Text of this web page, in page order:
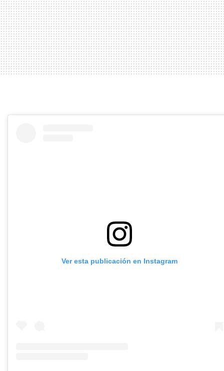
Ver esta publicación en Instagram